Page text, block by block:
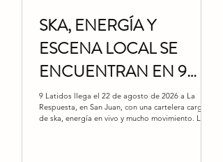
SKA, ENERGÍA Y
ESCENA LOCAL SE
ENCUENTRAN EN 9
LATIDOS
9 Latidos llega el 22 de agosto de 2026 a La
Respuesta, en San Juan, con una cartelera cargada
de ska, energía en vivo y mucho movimiento. La